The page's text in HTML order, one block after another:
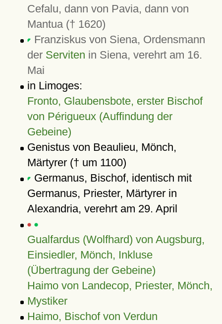
Cefalu, dann von Pavia, dann von
Mantua († 1620)
Franziskus von Siena, Ordensmann
der Serviten in Siena, verehrt am 16.
Mai
in Limoges:
Fronto, Glaubensbote, erster Bischof
von Périgueux (Auffindung der
Gebeine)
Genistus von Beaulieu, Mönch,
Märtyrer († um 1100)
Germanus, Bischof, identisch mit
Germanus, Priester, Märtyrer in
Alexandria, verehrt am 29. April
Gualfardus (Wolfhard) von Augsburg,
Einsiedler, Mönch, Inkluse
(Übertragung der Gebeine)
Haimo von Landecop, Priester, Mönch,
Mystiker
Haimo, Bischof von Verdun